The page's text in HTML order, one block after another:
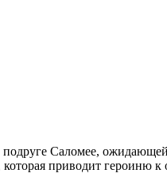
подруге Саломее,
приводит героиню к